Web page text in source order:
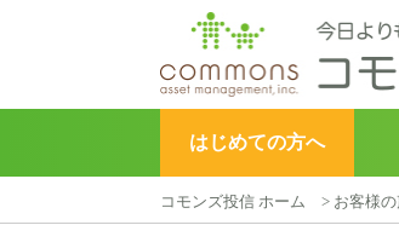
はじめての方へ
▶︎ こどもトラスト
コモンズ投信 ホーム > お客様